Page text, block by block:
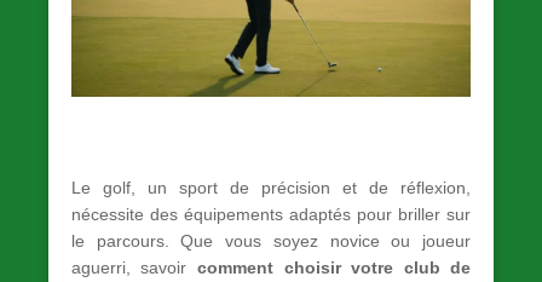
Le golf, un sport de précision et de réflexion,
nécessite des équipements adaptés pour briller sur
le parcours. Que vous soyez novice ou joueur
aguerri, savoir comment choisir votre club de